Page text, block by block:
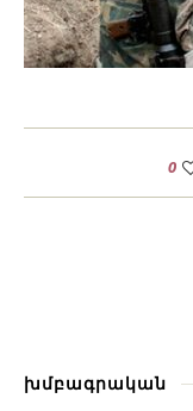
0
խմբագրական